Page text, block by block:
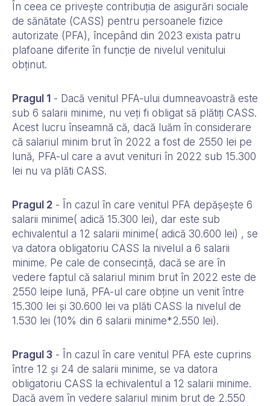
În ceea ce privește contribuția de asigurări sociale
de sănătate (CASS) pentru persoanele fizice
autorizate (PFA), începând din 2023 exista patru
plafoane diferite în funcție de nivelul venitului
obținut.
Pragul 1 - Dacă venitul PFA-ului dumneavoastră este
sub 6 salarii minime, nu veți fi obligat să plătiți CASS.
Acest lucru înseamnă că, dacă luăm în considerare
că salariul minim brut în 2022 a fost de 2550 lei pe
lună, PFA-ul care a avut venituri în 2022 sub 15.300
lei nu va plăti CASS.
Pragul 2 - În cazul în care venitul PFA depășește 6
salarii minime( adică 15.300 lei), dar este sub
echivalentul a 12 salarii minime( adică 30.600 lei) , se
va datora obligatoriu CASS la nivelul a 6 salarii
minime. Pe cale de consecință, dacă se are în
vedere faptul că salariul minim brut în 2022 este de
2550 leipe lună, PFA-ul care obține un venit între
15.300 lei și 30.600 lei va plăti CASS la nivelul de
1.530 lei (10% din 6 salarii minime*2.550 lei).
Pragul 3 - În cazul în care venitul PFA este cuprins
între 12 și 24 de salarii minime, se va datora
obligatoriu CASS la echivalentul a 12 salarii minime.
Dacă avem în vedere salariul minim brut de 2.550